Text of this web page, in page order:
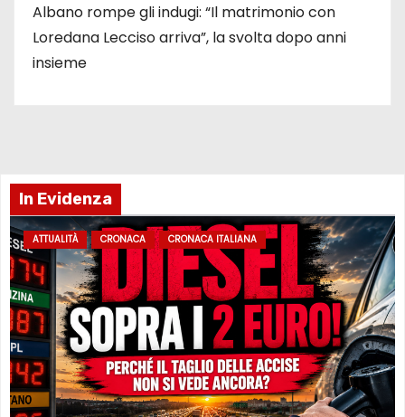
Albano rompe gli indugi: “Il matrimonio con
Loredana Lecciso arriva”, la svolta dopo anni
insieme
In Evidenza
ATTUALITÀ CRONACA CRONACA ITALIANA